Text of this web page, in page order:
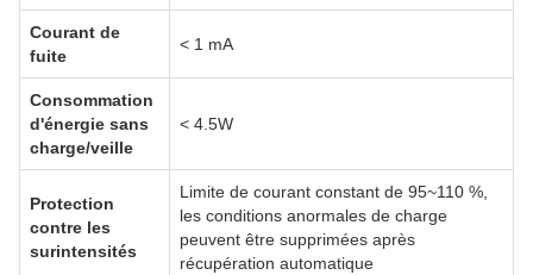
Courant de
fuite
< 1 mA
Consommation
d'énergie sans
charge/veille
< 4.5W
Protection
contre les
surintensités
Limite de courant constant de 95~110 %,
les conditions anormales de charge
peuvent être supprimées après
récupération automatique